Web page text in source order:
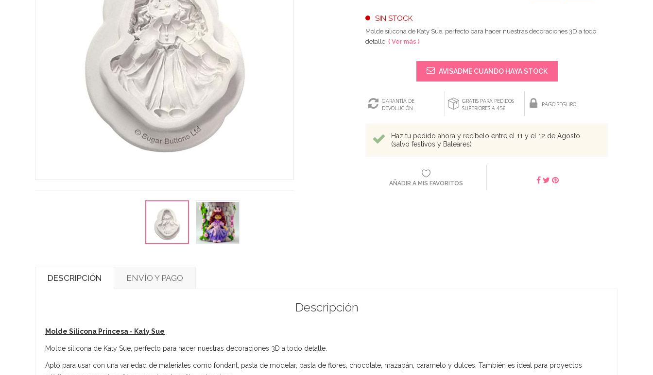
SIN STOCK
Molde silicona de Katy Sue, perfecto para hacer nuestras decoraciones 3D a todo
detalle. ( Ver más )
AVISADME CUANDO HAYA STOCK
GARANTÍA DE
DEVOLUCIÓN
GRATIS PARA PEDIDOS
SUPERIORES A 45€
PAGO SEGURO
Haz tu pedido ahora y recíbelo entre el 11 y el 12 de Agosto
(salvo festivos y Baleares)
AÑADIR A MIS FAVORITOS
DESCRIPCIÓN ENVÍO Y PAGO
Descripción
Molde Silicona Princesa - Katy Sue
Molde silicona de Katy Sue, perfecto para hacer nuestras decoraciones 3D a todo detalle.
Apto para usar con una variedad de materiales como fondant, pasta de modelar, pasta de flores, chocolate, mazapán, caramelo y dulces. También es ideal para proyectos